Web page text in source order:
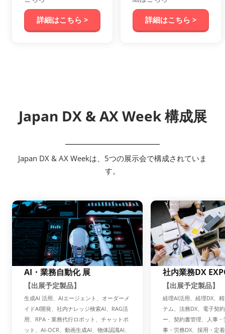
詳細はこちら > 詳細はこちら >
Japan DX & AX Week 構成展
Japan DX & AX Weekは、5つの展示会で構成されていま
す。
AI・業務自動化 展
【出展予定製品】
生成AI 活用、AIエージェント、オーダーメ
イドAI開発、社内ナレッジ検索AI、RAG活
用、RPA・業務代行ロボット、チャットボ
ット、AI-OCR、動画生成AI、物体認識AI、
社内業務DX
【出展予定製品】
経理AI活用、経理DX、
テム、法務DX、電子契
ー、契約書管理、人事
事・労務DX、採用・定